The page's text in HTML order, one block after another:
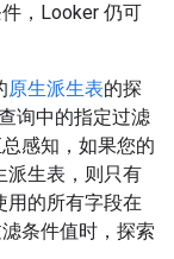
，Looker 仍可
原生派生表的探
询中的指定过滤
感知，如果您的
派生表，则只有
用的所有字段在
条件值时，探索